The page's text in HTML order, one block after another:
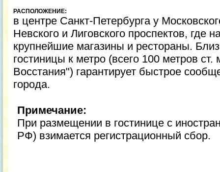
РАСПОЛОЖЕНИЕ:
в центре Санкт-Петербурга у
Невского и Лиговского проспектов, где
крупнейшие магазины и рестораны.
гостиницы к метро (всего 100 метров
Восстания") гарантирует быстрое
города.
Примечание:
При размещении в гостинице с
РФ) взимается регистрационный сбор.